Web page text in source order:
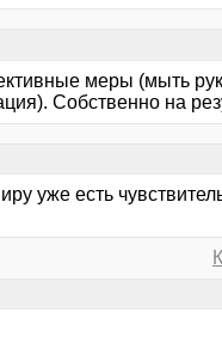
меры (мыть
Собственно на
уже есть